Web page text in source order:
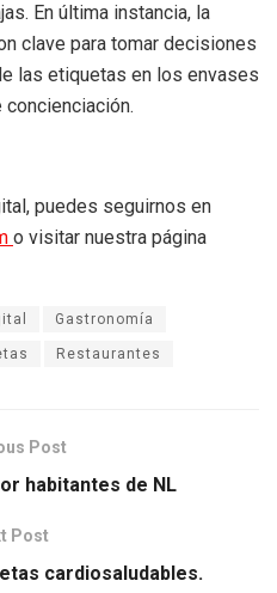
En última instancia, la
clave para tomar decisiones
las etiquetas en los envases
puedes seguirnos en
o visitar nuestra página
Gastronomía
Restaurantes
Post
habitantes de NL
Post
cardiosaludables.